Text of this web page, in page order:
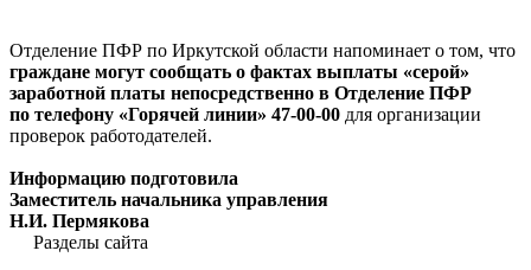
Отделение ПФР по Иркутской области напоминает о том, что
граждане могут сообщать о фактах выплаты «серой»
заработной платы непосредственно в Отделение ПФР
по телефону «Горячей линии» 47-00-00 для организации
проверок работодателей.
Информацию подготовила
Заместитель начальника управления
Н.И. Пермякова
Разделы сайта